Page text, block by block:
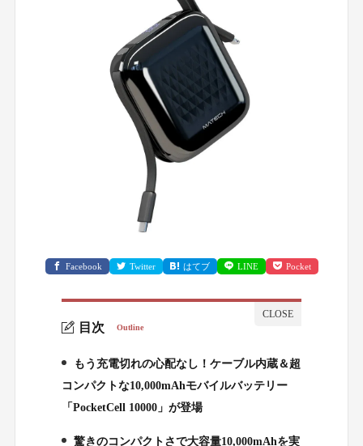
Facebook Twitter はてブ LINE Pocket
目次 Outline
もう充電切れの心配なし！ケーブル内蔵＆超
コンパクトな10,000mAhモバイルバッテリー
「PocketCell 10000」が登場
驚きのコンパクトさで大容量10,000mAhを実